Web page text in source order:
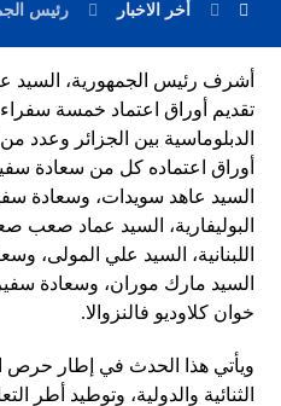
أخر الاخبار رئيس
أشرف رئيس الجمهورية، السيد
تقديم أوراق اعتماد خمسة
الدبلوماسية بين الجزائر وعدد
أوراق اعتماده كل من سعادة
السيد عاهد سويدات، وسعادة
البوليفارية، السيد عماد صعب
اللبنانية، السيد علي المولى،
السيد مارك موران، وسعادة
خوان كلاوديو فالنزوالا.
ويأتي هذا الحدث في إطار حرص
الثنائية والدولية، وتوطيد أطر